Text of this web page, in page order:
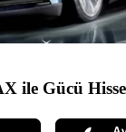
ile Gücü